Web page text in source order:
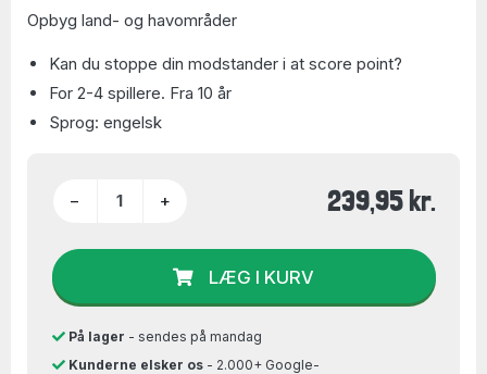
Opbyg land- og havområder
Kan du stoppe din modstander i at score point?
For 2-4 spillere. Fra 10 år
Sprog: engelsk
− + 239,95 kr.
LÆG I KURV
På lager - sendes på mandag
Kunderne elsker os- 2.000+ Google-